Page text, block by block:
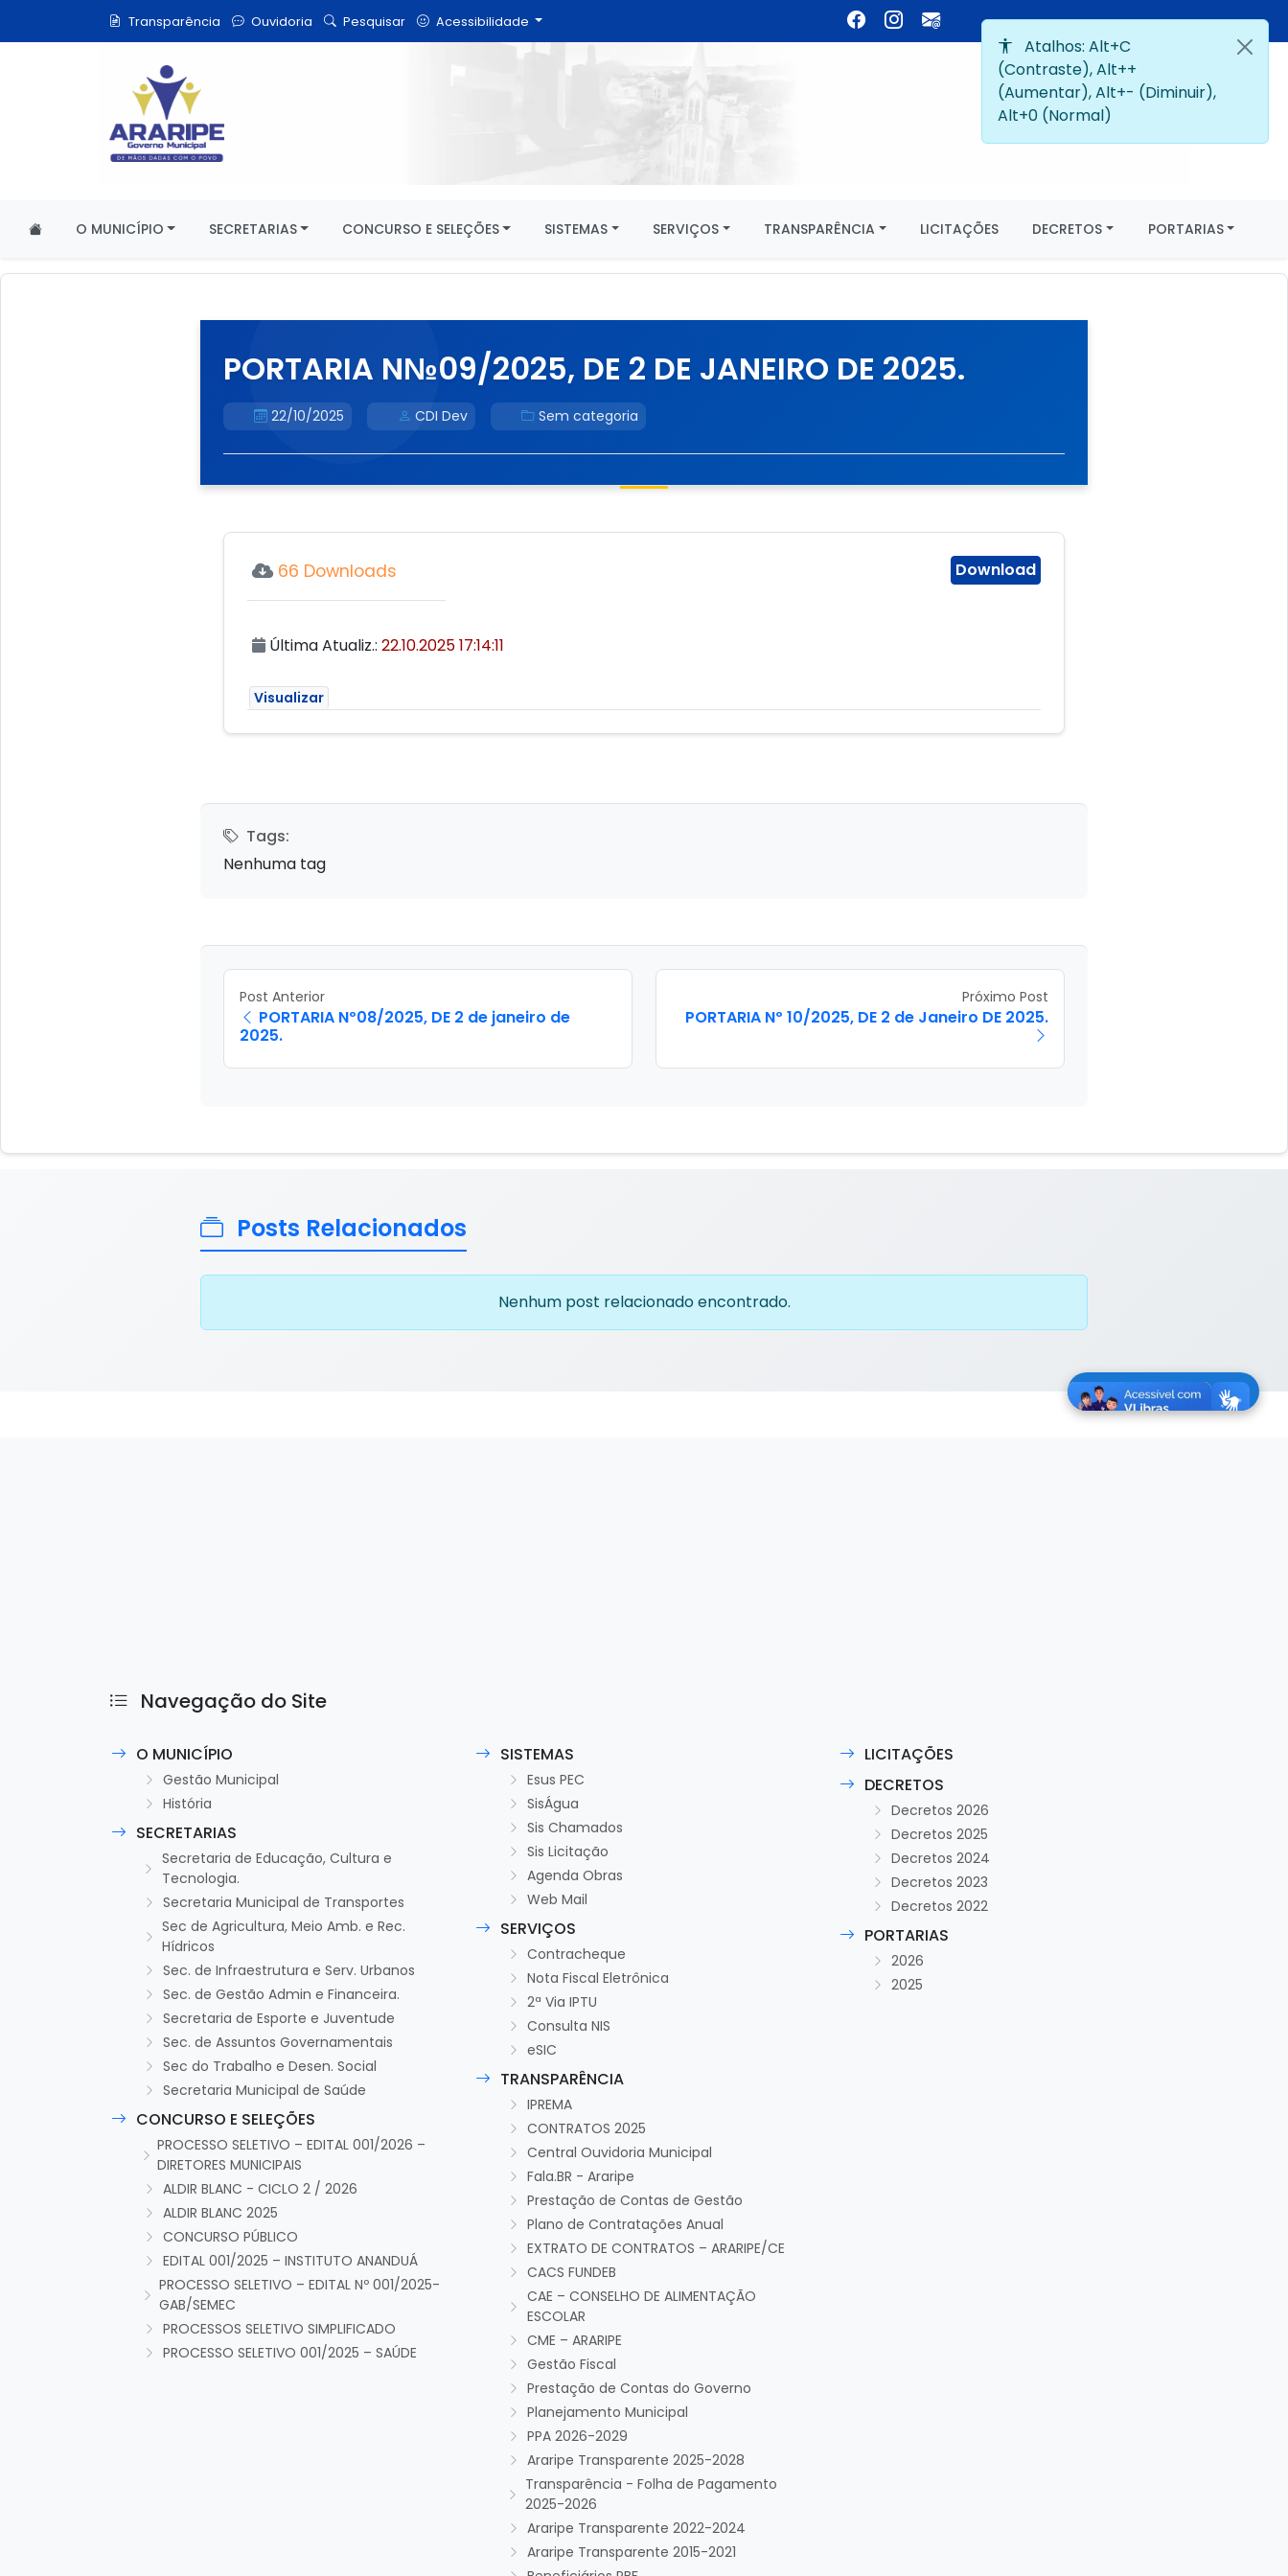
Transparência Ouvidoria Pesquisar Acessibilidade
O MUNICÍPIO SECRETARIAS CONCURSO E SELEÇÕES SISTEMAS SERVIÇOS TRANSPARÊNCIA LICITAÇÕES DECRETOS PORTARIAS
PORTARIA N№09/2025, DE 2 DE JANEIRO DE 2025.
22/10/2025 CDI Dev Sem categoria
Download
66 Downloads
Última Atualiz.: 22.10.2025 17:14:11
Visualizar
Tags:
Nenhuma tag
Post Anterior
PORTARIA Nº08/2025, DE 2 de janeiro de
2025.
Próximo Post
PORTARIA Nº 10/2025, DE 2 de Janeiro DE 2025.
Posts Relacionados
Nenhum post relacionado encontrado.
Navegação do Site
O MUNICÍPIO
Gestão Municipal
História
SECRETARIAS
Secretaria de Educação, Cultura e
Tecnologia.
Secretaria Municipal de Transportes
Sec de Agricultura, Meio Amb. e Rec.
Hídricos
Sec. de Infraestrutura e Serv. Urbanos
Sec. de Gestão Admin e Financeira.
Secretaria de Esporte e Juventude
Sec. de Assuntos Governamentais
Sec do Trabalho e Desen. Social
Secretaria Municipal de Saúde
CONCURSO E SELEÇÕES
PROCESSO SELETIVO – EDITAL 001/2026 –
DIRETORES MUNICIPAIS
ALDIR BLANC - CICLO 2 / 2026
ALDIR BLANC 2025
CONCURSO PÚBLICO
EDITAL 001/2025 – INSTITUTO ANANDUÁ
PROCESSO SELETIVO – EDITAL Nº 001/2025-
GAB/SEMEC
PROCESSOS SELETIVO SIMPLIFICADO
PROCESSO SELETIVO 001/2025 – SAÚDE
SISTEMAS
Esus PEC
SisÁgua
Sis Chamados
Sis Licitação
Agenda Obras
Web Mail
SERVIÇOS
Contracheque
Nota Fiscal Eletrônica
2ª Via IPTU
Consulta NIS
eSIC
TRANSPARÊNCIA
IPREMA
CONTRATOS 2025
Central Ouvidoria Municipal
Fala.BR - Araripe
Prestação de Contas de Gestão
Plano de Contratações Anual
EXTRATO DE CONTRATOS – ARARIPE/CE
CACS FUNDEB
CAE – CONSELHO DE ALIMENTAÇÃO
ESCOLAR
CME – ARARIPE
Gestão Fiscal
Prestação de Contas do Governo
Planejamento Municipal
PPA 2026-2029
Araripe Transparente 2025-2028
Transparência - Folha de Pagamento
2025-2026
Araripe Transparente 2022-2024
Araripe Transparente 2015-2021
LICITAÇÕES
DECRETOS
Decretos 2026
Decretos 2025
Decretos 2024
Decretos 2023
Decretos 2022
PORTARIAS
2026
2025